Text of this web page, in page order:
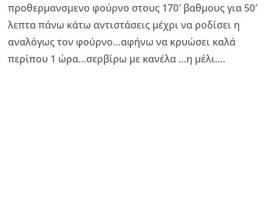
προθερμανσμενο φούρνο στους 170′ βαθμους για 50′
λεπτα πάνω κάτω αντιστάσεις μέχρι να ροδίσει η
αναλόγως τον φούρνο…αφήνω να κρυώσει καλά
περίπου 1 ώρα…σερβίρω με κανέλα …η μέλι….